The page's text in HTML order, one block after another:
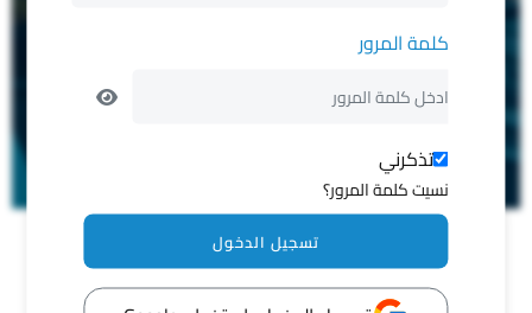
كلمة المرور
تذكرني
نسيت كلمة المرور؟
تسجيل الدخولتصفيه من 3402 الحالات